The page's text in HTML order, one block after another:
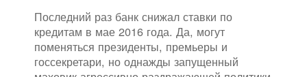
Последний раз банк снижал ставки по
кредитам в мае 2016 года. Да, могут
поменяться президенты, премьеры и
госсекретари, но однажды запущенный